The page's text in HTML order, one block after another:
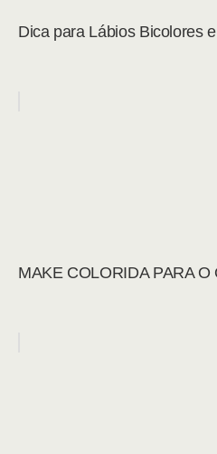
Dica para Lábios Bicolores
MAKE COLORIDA PARA O